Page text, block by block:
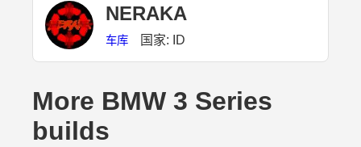
NERAKA
车库 国家: ID
More BMW 3 Series
builds